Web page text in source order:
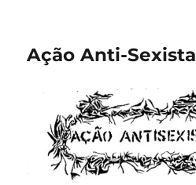
Ação Anti-Sexista